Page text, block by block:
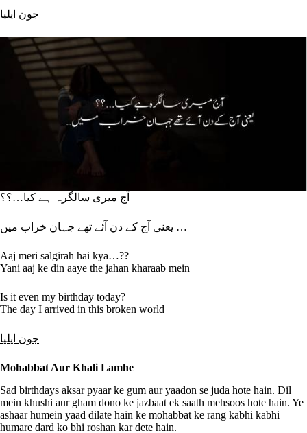
جون ایلیا
آج میری سالگرہ ہے کیا…؟؟
یعنی آج کے دن آئے تھے جہان خراب میں …
Aaj meri salgirah hai kya…??
Yani aaj ke din aaye the jahan kharaab mein
Is it even my birthday today?
The day I arrived in this broken world
جون ایلیا
Mohabbat Aur Khali Lamhe
Sad birthdays aksar pyaar ke gum aur yaadon se juda hote hain. Dil
mein khushi aur gham dono ke jazbaat ek saath mehsoos hote hain. Ye
ashaar humein yaad dilate hain ke mohabbat ke rang kabhi kabhi
humare dard ko bhi roshan kar dete hain.